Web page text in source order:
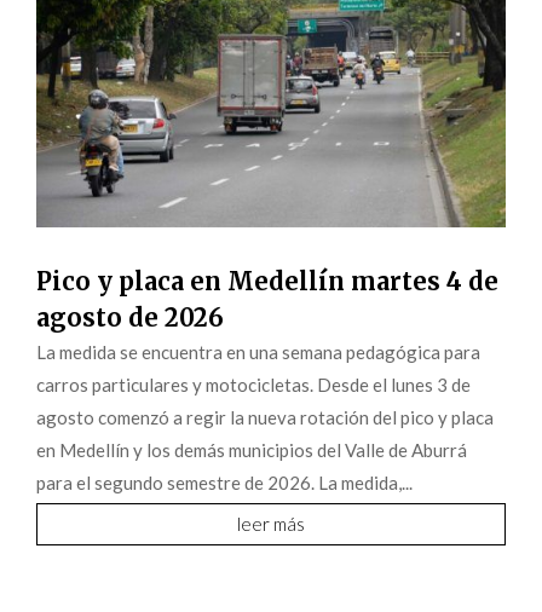
Pico y placa en Medellín martes 4 de
agosto de 2026
La medida se encuentra en una semana pedagógica para
carros particulares y motocicletas. Desde el lunes 3 de
agosto comenzó a regir la nueva rotación del pico y placa
en Medellín y los demás municipios del Valle de Aburrá
para el segundo semestre de 2026. La medida,...
leer más